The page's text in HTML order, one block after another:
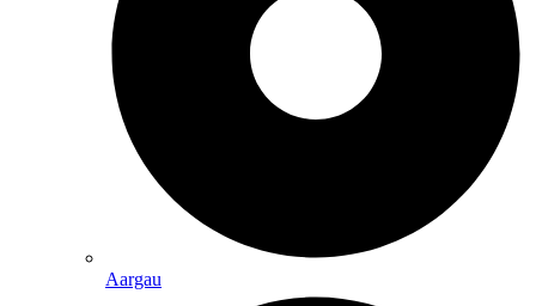
Aargau